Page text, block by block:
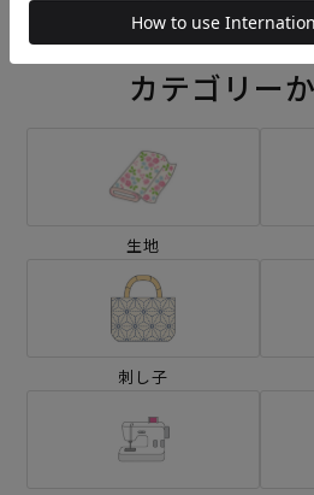
カテゴリー
生地
刺し子